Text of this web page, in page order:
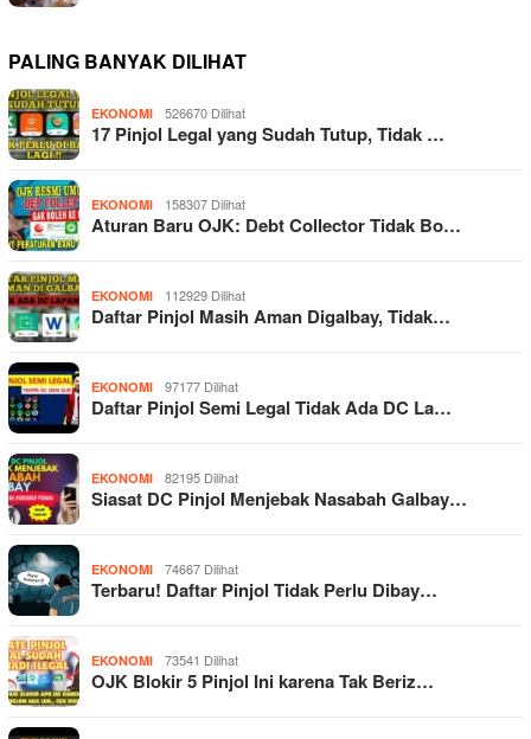
PALING BANYAK DILIHAT
EKONOMI 526670 Dilihat
17 Pinjol Legal yang Sudah Tutup, Tidak …
EKONOMI 158307 Dilihat
Aturan Baru OJK: Debt Collector Tidak Bo…
EKONOMI 112929 Dilihat
Daftar Pinjol Masih Aman Digalbay, Tidak…
EKONOMI 97177 Dilihat
Daftar Pinjol Semi Legal Tidak Ada DC La…
EKONOMI 82195 Dilihat
Siasat DC Pinjol Menjebak Nasabah Galbay…
EKONOMI 74667 Dilihat
Terbaru! Daftar Pinjol Tidak Perlu Dibay…
EKONOMI 73541 Dilihat
OJK Blokir 5 Pinjol Ini karena Tak Beriz…